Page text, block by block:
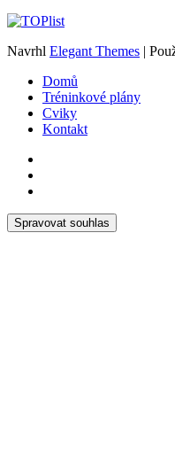
Navrhl Elegant Themes |
Domů
Tréninkové plány
Cviky
Kontakt
Spravovat souhlas